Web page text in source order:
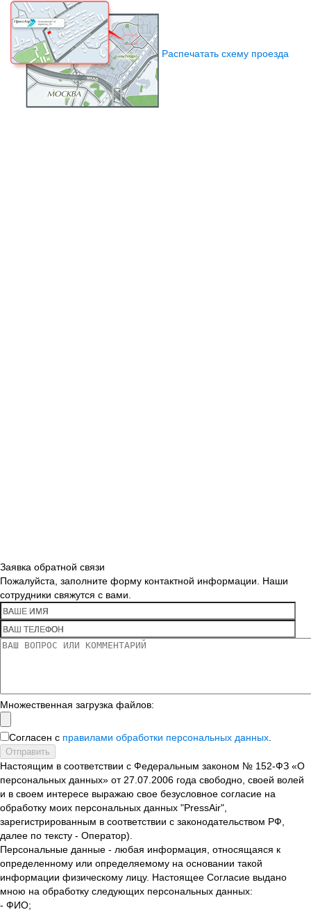
Распечатать схему проезда
Заявка обратной связи
Пожалуйста, заполните форму контактной информации. Наши
сотрудники свяжутся с вами.
Множественная загрузка файлов:
Согласен с правилами обработки персональных данных
Отправить
Настоящим в соответствии с Федеральным законом № 152-ФЗ «О
персональных данных» от 27.07.2006 года свободно, своей волей
и в своем интересе выражаю свое безусловное согласие на
обработку моих персональных данных "PressAir",
зарегистрированным в соответствии с законодательством РФ,
далее по тексту - Оператор).
Персональные данные - любая информация, относящаяся к
определенному или определяемому на основании такой
информации физическому лицу. Настоящее Согласие выдано
мною на обработку следующих персональных данных:
- ФИО;